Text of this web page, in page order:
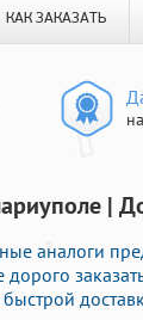
КАК ЗАКАЗАТЬ
|
аналоги
дорого